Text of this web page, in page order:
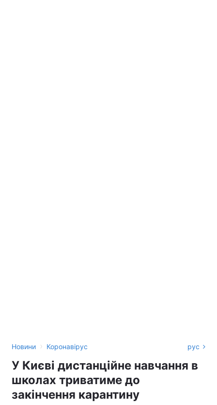
Новини › Коронавірус рус
У Києві дистанційне навчання в
школах триватиме до
закінчення карантину